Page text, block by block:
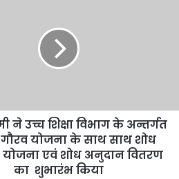
ने उच्च शिक्षा विभाग के अन्तर्गत
गौरव योजना के साथ साथ शोध
योजना एवं शोध अनुदान वितरण
का शुभारंभ किया